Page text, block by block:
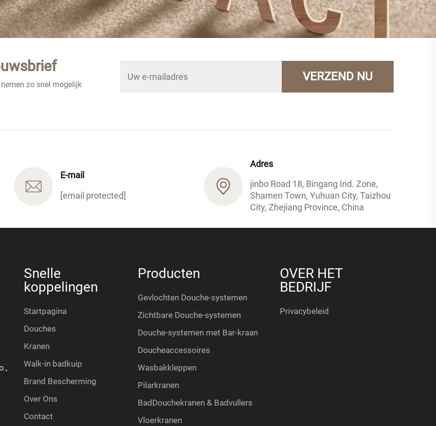
zo snel mogelijk
VERZEND NU
E-mail
[email protected]
Adres
jinbo Road 18, Bingang Ind. Zone,
Shamen Town, Yuhuan City, Taizhou
City, Zhejiang Province, China
Snelle
koppelingen
Startpagina
Douches
Kranen
Walk-in badkuip
Brand Bescherming
Over Ons
Contact
Producten
Gevlochten Douche-systemen
Zichtbare Douche-systemen
Douche-systemen met Bar-kraan
Doucheaccessoires
Wasbakkleppen
Pilarkranen
BadDouchekranen & Badvullers
Vloerkranen
OVER HET
BEDRIJF
Privacybeleid